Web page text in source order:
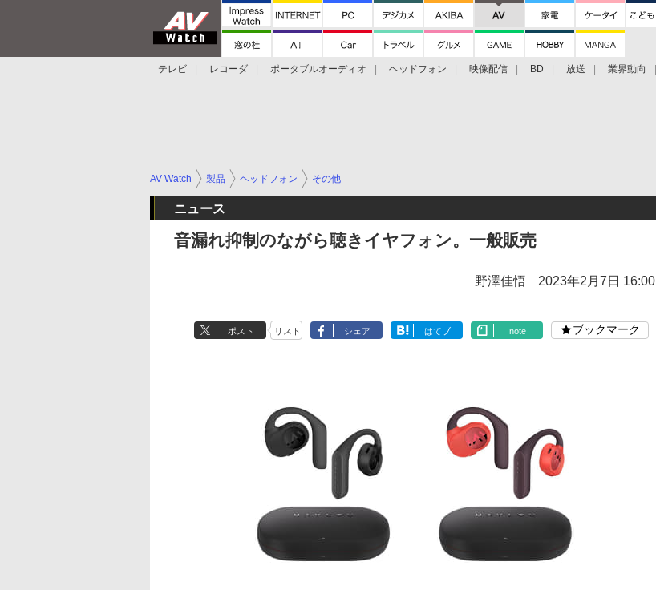
テレビ レコーダ ポータブルオーディオ ヘッドフォン 映像配信 BD 放送 業界動向
AV Watch 製品 ヘッドフォン その他
ニュース
音漏れ抑制のながら聴きイヤフォン。一般販売
野澤佳悟 2023年2月7日 16:00
ポスト リスト シェア はてブ note ブックマーク